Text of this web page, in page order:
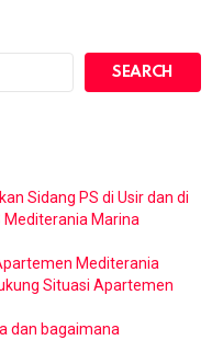
SEARCH
Sidang PS di Usir dan di
Mediterania Marina
Mediterania
Situasi Apartemen
dan bagaimana